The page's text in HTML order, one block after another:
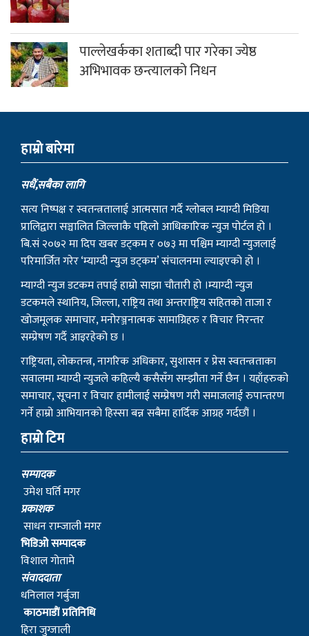
पाल्लेखर्कका शताब्दी पार गरेका ज्येष्ठ
अभिभावक छन्त्यालको निधन
हाम्राे बारेमा
सधैं,सबैका लागि
सत्य निष्पक्ष र स्वतन्त्रतालाई आत्मसात गर्दै ग्लोबल म्याग्दी मिडिया
प्रालिद्वारा सञ्चालित जिल्लाकै पहिलो आधिकारिक न्युज पोर्टल हो ।
बि.सं २०७२ मा दिप खबर डट्कम र ०७३ मा पश्चिम म्याग्दी न्युजलाई
परिमार्जित गरेर ‘म्याग्दी न्युज डट्कम’ संचालनमा ल्याइएको हो ।
म्याग्दी न्युज डटकम तपाई हाम्रो साझा चौतारी हो ।म्याग्दी न्युज
डटकमले स्थानिय, जिल्ला, राष्ट्रिय तथा अन्तराष्ट्रिय सहितको ताजा र
खोजमूलक समाचार, मनोरञ्जनात्मक सामाग्रिहरु र विचार निरन्तर
सम्प्रेषण गर्दै आइरहेको छ ।
राष्ट्रियता, लोकतन्त्र, नागरिक अधिकार, सुशासन र प्रेस स्वतन्त्रताका
सवालमा म्याग्दी न्युजले कहिल्यै कसैसँग सम्झौता गर्ने छैन । यहाँहरुको
समाचार, सूचना र विचार हामीलाई सम्प्रेषण गरी समाजलाई रुपान्तरण
गर्ने हाम्रो आभियानको हिस्सा बन्न सबैमा हार्दिक आग्रह गर्दछौं ।
हाम्रो टिम
सम्पादक
उमेश घर्ति मगर
प्रकाशक
साधन राम्जाली मगर
भिडिओ सम्पादक
विशाल गोतामे
स‌ंवाददाता
धनिलाल गर्बुजा
काठमाडाैं प्रतिनिधि
हिरा जुग्जाली